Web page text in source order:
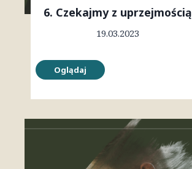
6. Czekajmy z uprzejmością
19.03.2023
Oglądaj